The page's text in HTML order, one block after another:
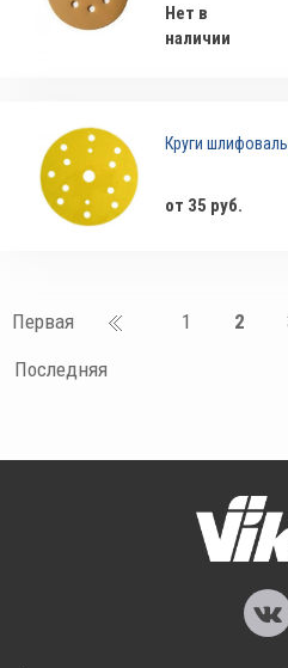
Нет в
наличии
Круги
от 35 руб.
Первая 1 2
Последняя